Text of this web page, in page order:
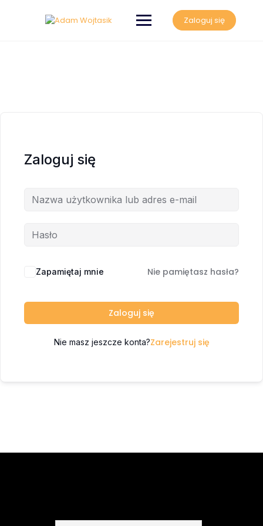
Zaloguj się
Zaloguj się
Zapamiętaj mnie Nie pamiętasz hasła?
Zaloguj się
Nie masz jeszcze konta?Zarejestruj się